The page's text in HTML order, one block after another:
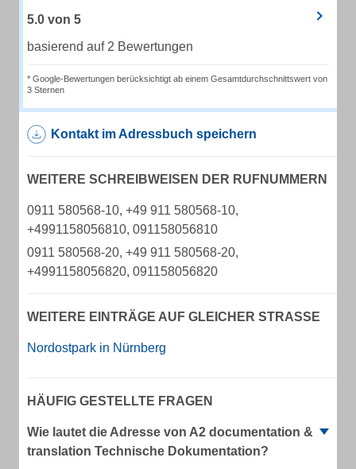
5.0 von 5
basierend auf 2 Bewertungen
* Google-Bewertungen berücksichtigt ab einem Gesamtdurchschnittswert von
3 Sternen
Kontakt im Adressbuch speichern
WEITERE SCHREIBWEISEN DER RUFNUMMERN
0911 580568-10, +49 911 580568-10,
+4991158056810, 091158056810
0911 580568-20, +49 911 580568-20,
+4991158056820, 091158056820
WEITERE EINTRÄGE AUF GLEICHER STRASSE
Nordostpark in Nürnberg
HÄUFIG GESTELLTE FRAGEN
Wie lautet die Adresse von A2 documentation &
translation Technische Dokumentation?